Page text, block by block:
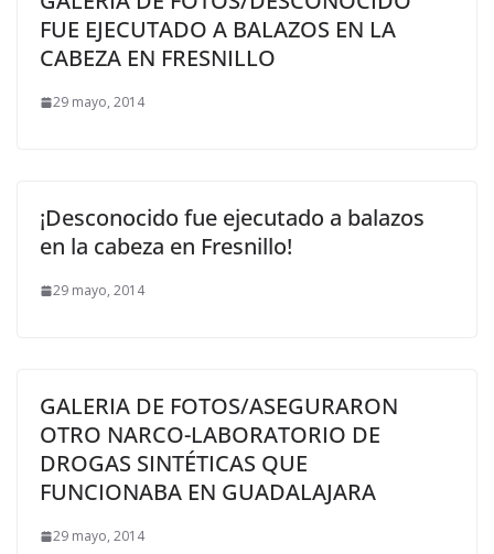
FUE EJECUTADO A BALAZOS EN LA
CABEZA EN FRESNILLO
29 mayo, 2014
¡Desconocido fue ejecutado a balazos
en la cabeza en Fresnillo!
29 mayo, 2014
GALERIA DE FOTOS/ASEGURARON
OTRO NARCO-LABORATORIO DE
DROGAS SINTÉTICAS QUE
FUNCIONABA EN GUADALAJARA
29 mayo, 2014